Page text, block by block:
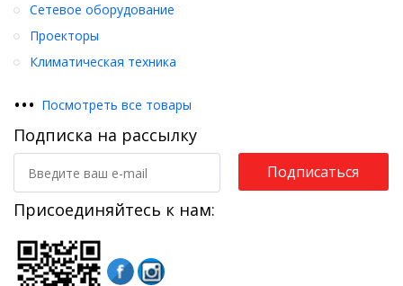
Сетевое оборудование
Проекторы
Климатическая техника
••• Посмотреть все товары
Подписка на рассылку
Подписаться
Присоединяйтесь к нам: